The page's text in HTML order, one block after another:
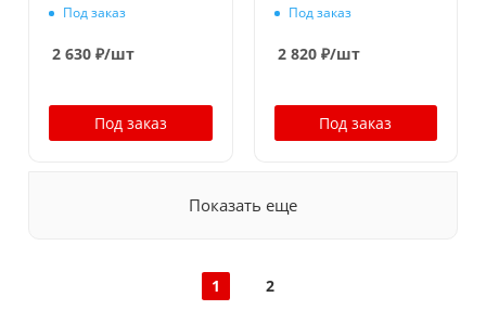
Под заказ
2 630 ₽/шт
Под заказ
Под заказ
2 820₽/шт
Под заказ
Показать еще
1 2